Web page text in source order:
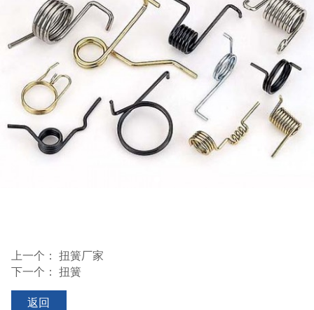
上一个： 扭簧厂家
下一个： 扭簧
返回